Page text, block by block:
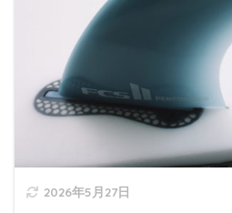
2026年5月27日